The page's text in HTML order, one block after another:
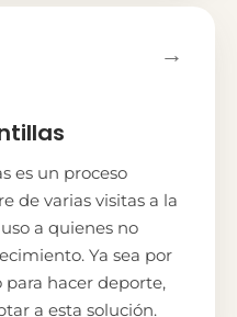
es un proceso
de varias visitas a la
a quienes no
Ya sea por
hacer deporte,
a esta solución.
→